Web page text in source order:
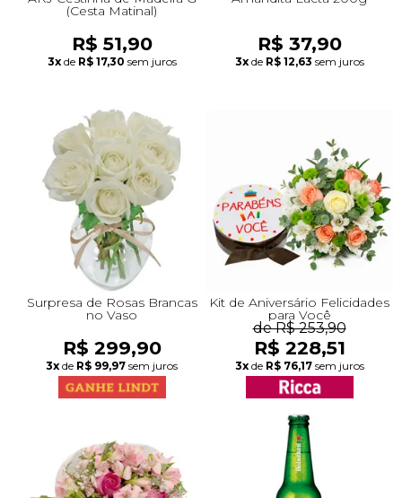
(Cesta Matinal)
R$ 51,90
3x de R$ 17,30 sem juros
R$ 37,90
3x de R$ 12,63 sem juros
Surpresa de Rosas Brancas
no Vaso
R$ 299,90
3x de R$ 99,97 sem juros
Kit de Aniversário Felicidades
para Você
de R$ 253,90
R$ 228,51
3x de R$ 76,17 sem juros